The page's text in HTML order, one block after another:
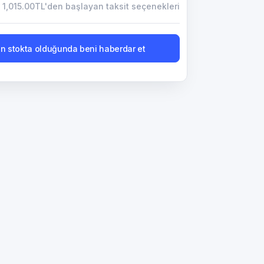
1,015.00TL'den başlayan taksit seçenekleri
stokta olduğunda beni haberdar et